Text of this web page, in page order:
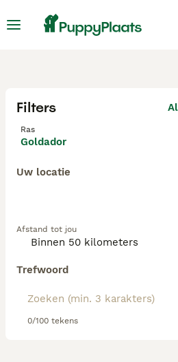
Filters
Ras
Goldador
Uw locatie
Afstand tot jou
Trefwoord
0/100 tekens